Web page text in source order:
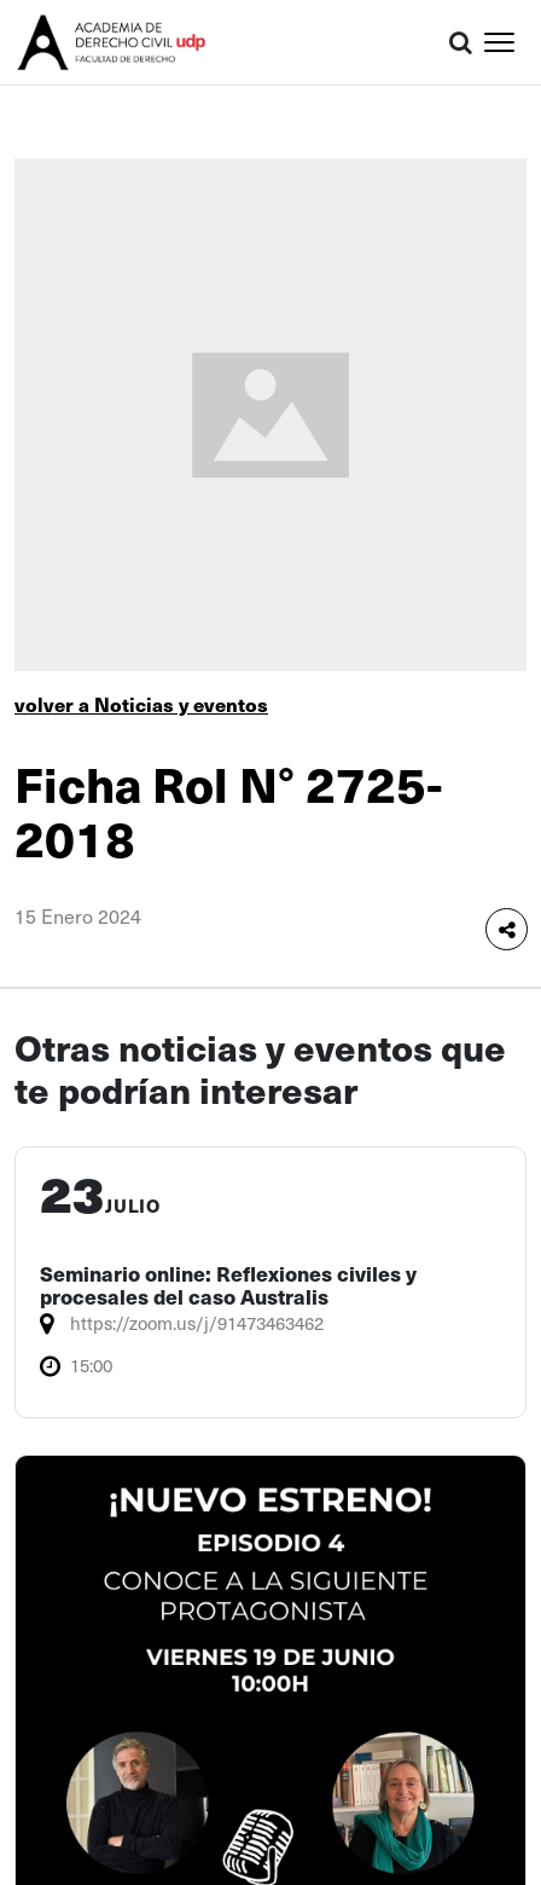
volver a Noticias y eventos
Ficha Rol N° 2725-
2018
15 Enero 2024
Otras noticias y eventos que
te podrían interesar
23JULIO
Seminario online: Reflexiones civiles y
procesales del caso Australis
https://zoom.us/j/91473463462
15:00